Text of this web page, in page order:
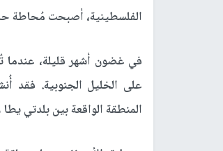
الفلسطينية، أصبحت مُحاطة
في غضون أشهر قليلة،
على الخليل الجنوبية. فقد
المنطقة الواقعة بين بلدتي